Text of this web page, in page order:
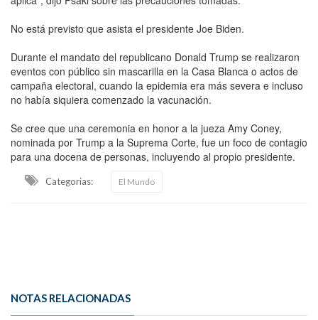
No está previsto que asista el presidente Joe Biden.
Durante el mandato del republicano Donald Trump se realizaron
eventos con público sin mascarilla en la Casa Blanca o actos de
campaña electoral, cuando la epidemia era más severa e incluso
no había siquiera comenzado la vacunación.
Se cree que una ceremonia en honor a la jueza Amy Coney,
nominada por Trump a la Suprema Corte, fue un foco de contagio
para una docena de personas, incluyendo al propio presidente.
Categorias: El Mundo
NOTAS RELACIONADAS